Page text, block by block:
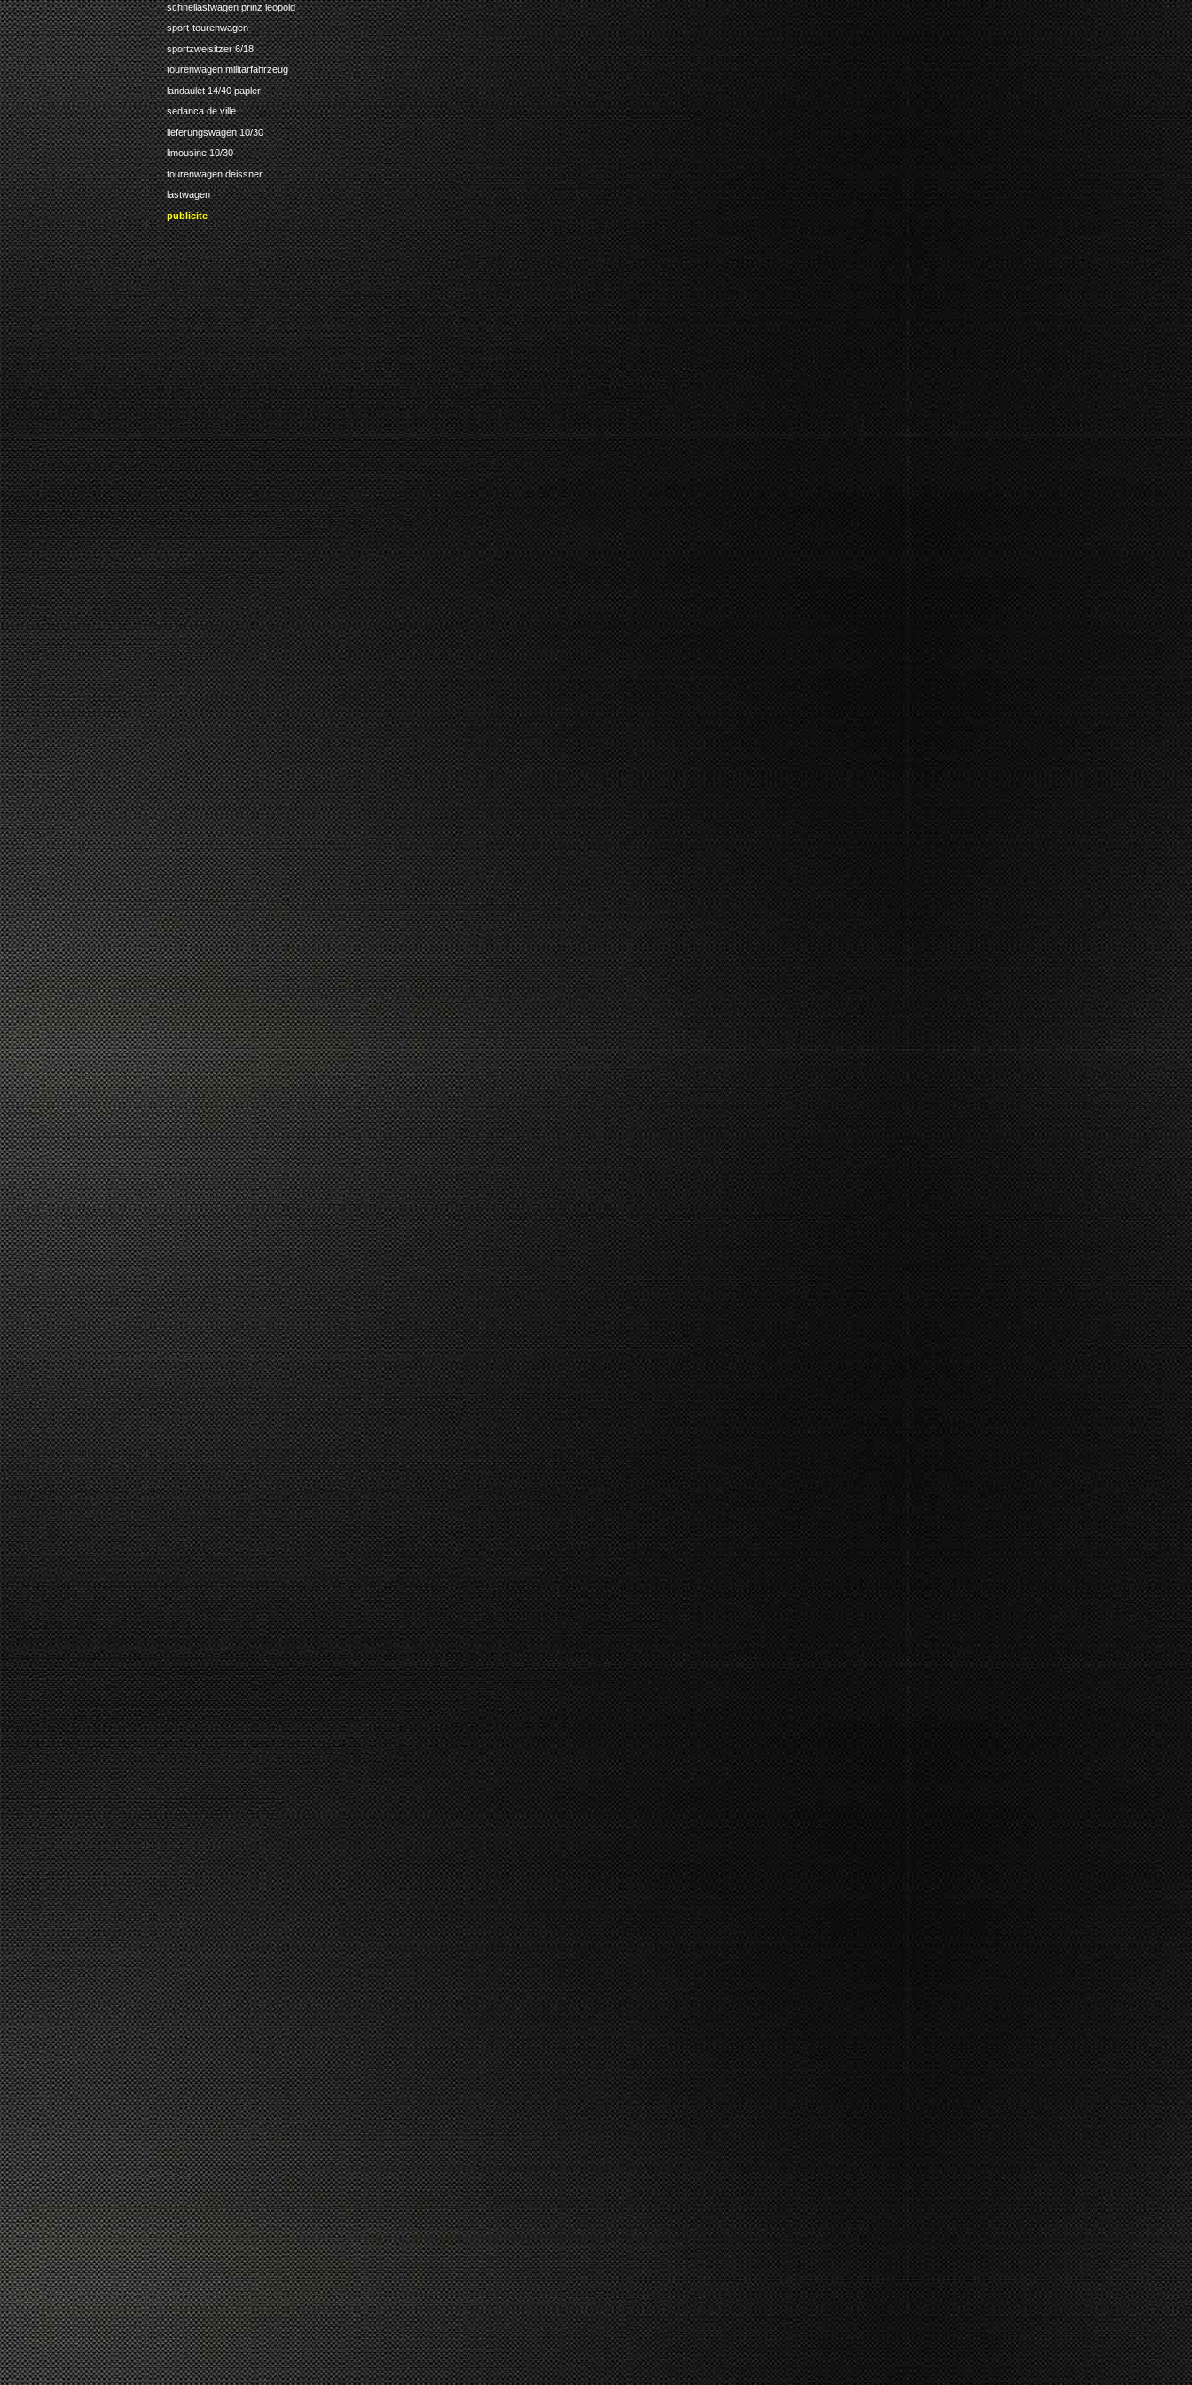
schnellastwagen prinz leopold
sport-tourenwagen
sportzweisitzer 6/18
tourenwagen militarfahrzeug
landaulet 14/40 papler
sedanca de ville
lieferungswagen 10/30
limousine 10/30
tourenwagen deissner
lastwagen
publicite